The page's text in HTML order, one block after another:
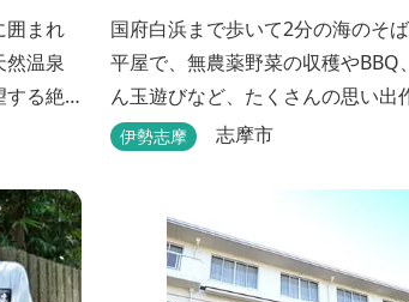
囲まれ
温泉
する絶
した
国府白浜まで歩いて2分の海のそ
平屋で、無農薬野菜の収穫やBBQ
ん玉遊びなど、たくさんの思い出
す。
伊勢志摩 志摩市